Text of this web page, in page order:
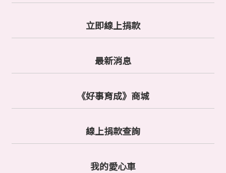
立即線上捐款
最新消息
《好事育成》商城
線上捐款查詢
我的愛心車